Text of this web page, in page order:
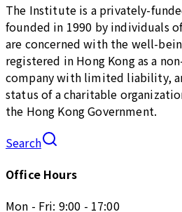
The Institute is a privately-
founded in 1990 by individuals
are concerned with the well-
registered in Hong Kong as a
company with limited liability,
status of a charitable
the Hong Kong Government.
Search
Office Hours
Mon - Fri: 9:00 - 17:00